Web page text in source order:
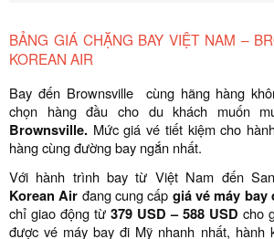
BẢNG GIÁ CHẶNG BAY VIỆT NAM –
KOREAN AIR
Bay đến Brownsville cùng hãng hàng
chọn hàng đầu cho du khách muốn
Brownsville. Mức giá vé tiết kiệm cho
hàng cùng đường bay ngắn nhất.
Với hành trình bay từ Việt Nam đến
Korean Air đang cung cấp giá vé máy
chỉ giao động từ 379 USD – 588 USD cho
được vé máy bay đi Mỹ nhanh nhất, hành